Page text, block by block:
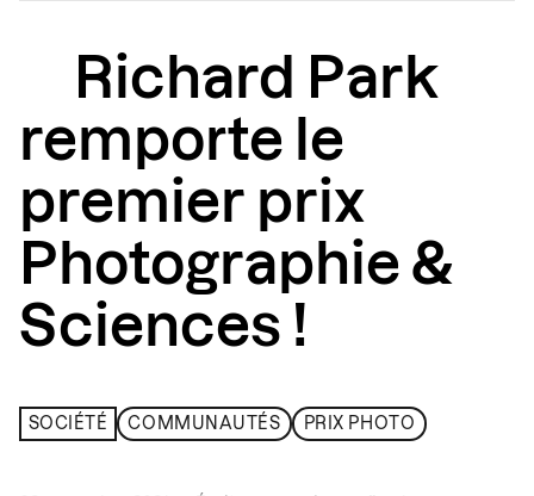
Richard Park
remporte le
premier prix
Photographie &
Sciences !
SOCIÉTÉ COMMUNAUTÉS PRIX PHOTO